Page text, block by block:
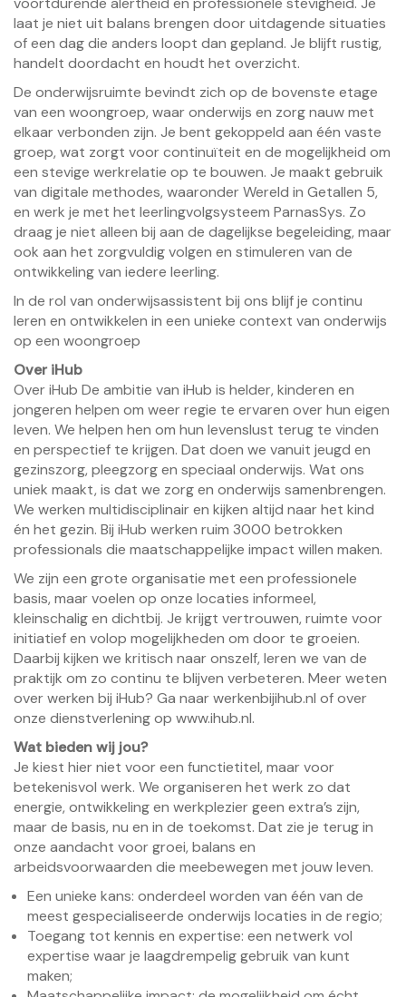
laat je niet uit balans brengen door uitdagende situaties
of een dag die anders loopt dan gepland. Je blijft rustig,
handelt doordacht en houdt het overzicht.
De onderwijsruimte bevindt zich op de bovenste etage
van een woongroep, waar onderwijs en zorg nauw met
elkaar verbonden zijn. Je bent gekoppeld aan één vaste
groep, wat zorgt voor continuïteit en de mogelijkheid om
een stevige werkrelatie op te bouwen. Je maakt gebruik
van digitale methodes, waaronder Wereld in Getallen 5,
en werk je met het leerlingvolgsysteem ParnasSys. Zo
draag je niet alleen bij aan de dagelijkse begeleiding, maar
ook aan het zorgvuldig volgen en stimuleren van de
ontwikkeling van iedere leerling.
In de rol van onderwijsassistent bij ons blijf je continu
leren en ontwikkelen in een unieke context van onderwijs
op een woongroep
Over iHub
Over iHub De ambitie van iHub is helder, kinderen en
jongeren helpen om weer regie te ervaren over hun eigen
leven. We helpen hen om hun levenslust terug te vinden
en perspectief te krijgen. Dat doen we vanuit jeugd en
gezinszorg, pleegzorg en speciaal onderwijs. Wat ons
uniek maakt, is dat we zorg en onderwijs samenbrengen.
We werken multidisciplinair en kijken altijd naar het kind
én het gezin. Bij iHub werken ruim 3000 betrokken
professionals die maatschappelijke impact willen maken.
We zijn een grote organisatie met een professionele
basis, maar voelen op onze locaties informeel,
kleinschalig en dichtbij. Je krijgt vertrouwen, ruimte voor
initiatief en volop mogelijkheden om door te groeien.
Daarbij kijken we kritisch naar onszelf, leren we van de
praktijk om zo continu te blijven verbeteren. Meer weten
over werken bij iHub? Ga naar werkenbijihub.nl of over
onze dienstverlening op www.ihub.nl.
Wat bieden wij jou?
Je kiest hier niet voor een functietitel, maar voor
betekenisvol werk. We organiseren het werk zo dat
energie, ontwikkeling en werkplezier geen extra’s zijn,
maar de basis, nu en in de toekomst. Dat zie je terug in
onze aandacht voor groei, balans en
arbeidsvoorwaarden die meebewegen met jouw leven.
Een unieke kans: onderdeel worden van één van de
meest gespecialiseerde onderwijs locaties in de regio;
Toegang tot kennis en expertise: een netwerk vol
expertise waar je laagdrempelig gebruik van kunt
maken;